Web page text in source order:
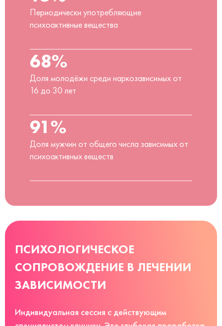
Периодически употребляющие
психоактивные вещества
68%
Доля молодёжи среди наркозависимых от
16 до 30 лет
91%
Доля мужчин от общего числа зависимых от
психоактивных веществ
ПСИХОЛОГИЧЕСКОЕ
СОПРОВОЖДЕНИЕ В ЛЕЧЕНИИ
ЗАВИСИМОСТИ
Индивидуальная сессия с действующим